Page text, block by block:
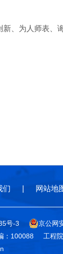
为人师表、
们 网站地
号-3
京公网
：100088
工程